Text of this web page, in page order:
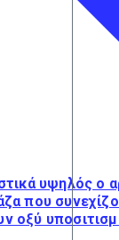
υψηλός ο
που
οξύ